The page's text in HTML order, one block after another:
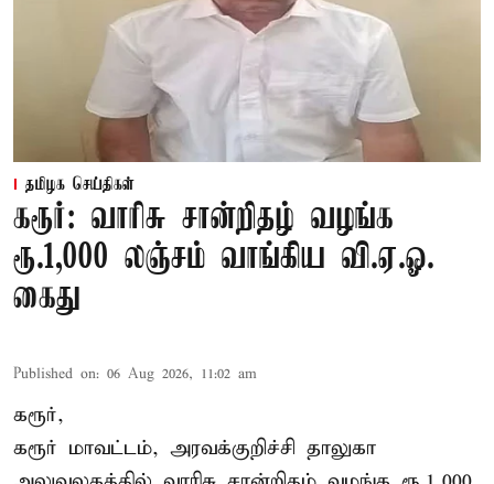
தமிழக செய்திகள்
கரூர்: வாரிசு சான்றிதழ் வழங்க
ரூ.1,000 லஞ்சம் வாங்கிய வி.ஏ.ஓ.
கைது
Published on: 06 Aug 2026, 11:02 am
கரூர்,
கரூர் மாவட்டம், அரவக்குறிச்சி தாலுகா